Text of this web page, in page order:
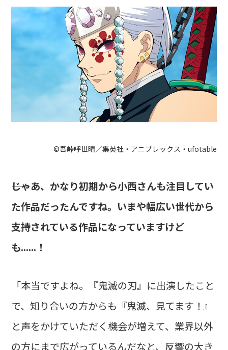
©吾峠呼世晴／集英社・アニプレックス・ufotable
――じゃあ、かなり初期から小西さんも注目してい
た作品だったんですね。いまや幅広い世代から
支持されている作品になっていますけど
も......！
「本当ですよね。『鬼滅の刃』に出演したこと
で、知り合いの方からも『鬼滅、見てます！』
と声をかけていただく機会が増えて、業界以外
の方にまで広がっているんだなと、反響の大き